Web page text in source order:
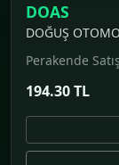
DOAS
DOĞUŞ
Perakende Satış
194.30 TL